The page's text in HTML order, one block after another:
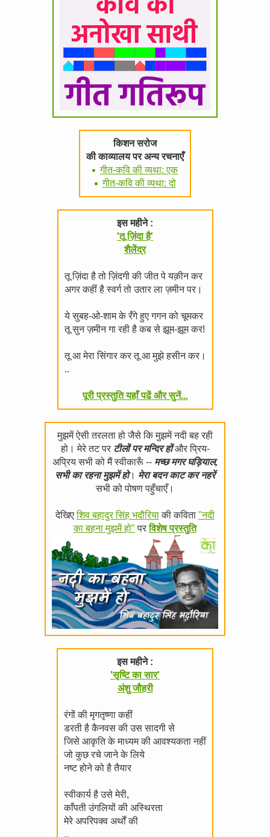
किशन सरोज
की काव्यालय पर अन्य रचनाएँ
गीत-कवि की व्यथा: एक
गीत-कवि की व्यथा: दो
इस महीने :
'तू ज़िंदा है'
शैलेंद्र
तू ज़िंदा है तो ज़िंदगी की जीत पे यक़ीन कर
अगर कहीं है स्वर्ग तो उतार ला ज़मीन पर।
ये सुबह-ओ-शाम के रँगे हुए गगन को चूमकर
तू सुन ज़मीन गा रही है कब से झूम-झूम कर!
तू आ मेरा सिंगार कर तू आ मुझे हसीन कर।
..
पूरी प्रस्तुति यहाँ पढें और सुनें...
मुझमें ऐसी तरलता हो जैसे कि मुझमें नदी बह रही
हो। मेरे तट पर टीलों पर मन्दिर होंऔर प्रिय-
अप्रिय सभी को मैं स्वीकारूँ -- मच्छ मगर घड़ियाल,
सभी का रहना मुझमें हो। मेरा बदन काट कर नहरें
सभी को पोषण पहुँचाएँ।
देखिएशिव बहादुर सिंह भदौरियाकी कविता "नदी
का बहना मुझमें हो" परविशेष प्रस्तुति
इस महीने :
'सृष्टि का सार'
अंशु जौहरी
रंगों की मृगतृष्णा कहीं
डरती है कैनवस की उस सादगी से
जिसे आकृति के माध्यम की आवश्यकता नहीं
जो कुछ रचे जाने के लिये
नष्ट होने को है तैयार
स्वीकार्य है उसे मेरी,
काँपती उंगलियों की अस्थिरता
मेरे अपरिपक्व अर्थों की
..